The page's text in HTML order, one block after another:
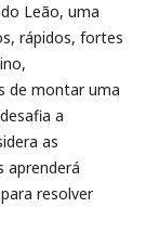
Leão, uma
rápidos, fortes
de montar uma
a
as
aprenderá
resolver